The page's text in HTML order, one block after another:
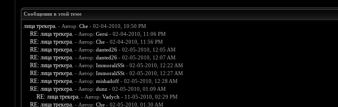
Сообщения в этой теме
лица трекера. - Автор: Che- 02-04-2010, 10:50 PM
RE: лица трекера. - Автор: Gersi - 02-04-2010, 11:06 PM
RE: лица трекера. - Автор: Che- 02-04-2010, 11:56 PM
RE: лица трекера. - Автор: danted26- 02-05-2010, 12:05 AM
RE: лица трекера. - Автор: danted26- 02-05-2010, 12:07 AM
RE: лица трекера. - Автор: ImmoraliSSt- 02-05-2010, 12:22 AM
RE: лица трекера. - Автор: ImmoraliSSt- 02-05-2010, 12:27 AM
RE: лица трекера. - Автор: mishadoff- 02-05-2010, 12:28 AM
RE: лица трекера. - Автор: dunz- 02-05-2010, 01:09 AM
RE: лица трекера. - Автор: Vadych - 11-05-2010, 02:29 PM
RE: лица трекера. - Автор: Che- 02-05-2010, 01:30 AM